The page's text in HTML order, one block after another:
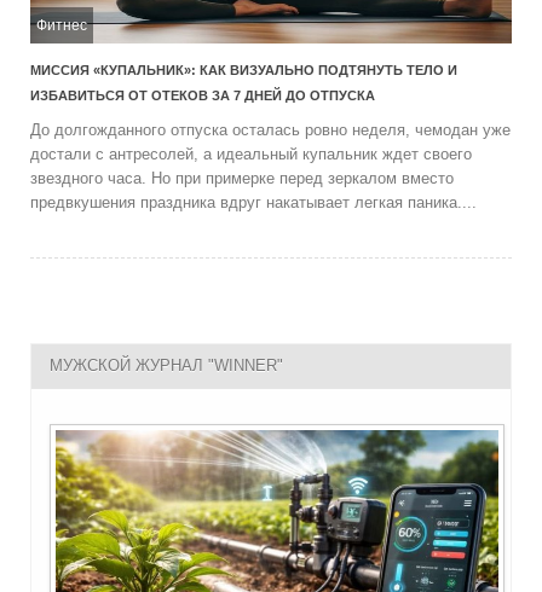
Фитнес
МИССИЯ «КУПАЛЬНИК»: КАК ВИЗУАЛЬНО ПОДТЯНУТЬ ТЕЛО И
ИЗБАВИТЬСЯ ОТ ОТЕКОВ ЗА 7 ДНЕЙ ДО ОТПУСКА
До долгожданного отпуска осталась ровно неделя, чемодан уже
достали с антресолей, а идеальный купальник ждет своего
звездного часа. Но при примерке перед зеркалом вместо
предвкушения праздника вдруг накатывает легкая паника....
МУЖСКОЙ ЖУРНАЛ "WINNER"